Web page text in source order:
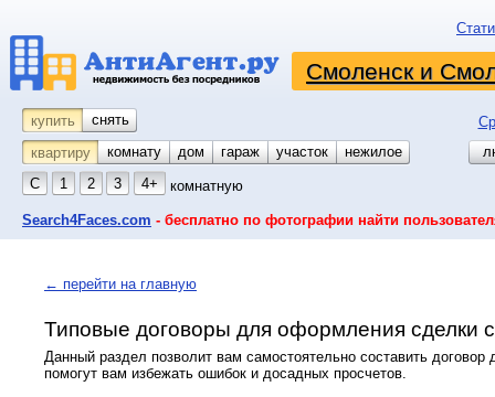
Смоленск и
купить снять
квартиру
комнату койко-место
дом гараж участок
нежилое
С
1 2 3 4+ комнатную
Search4Faces.com - бесплатно по фотографии найти
← перейти на главную
Типовые договоры для оформления сделки
Данный раздел позволит вам самостоятельно составить
помогут вам избежать ошибок и досадных просчетов.